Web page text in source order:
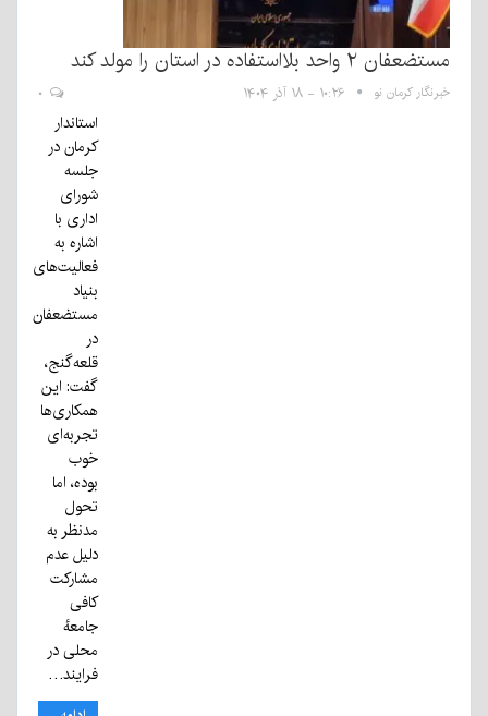
مستضعفان ۲ واحد بلااستفاده در استان را مولد کند
خبرنگار کرمان نو ۱۰:۲۶ - ۱۸ آذر ۱۴۰۴
استاندار
کرمان در
جلسه
شورای
اداری با
اشاره به
فعالیت‌های
بنیاد
مستضعفان
در
قلعه‌گنج،
گفت: این
همکاری‌ها
تجربه‌ای
خوب
بوده، اما
تحول
مدنظر به
دلیل عدم
مشارکت
کافی
جامعهٔ
محلی در
فرایند…